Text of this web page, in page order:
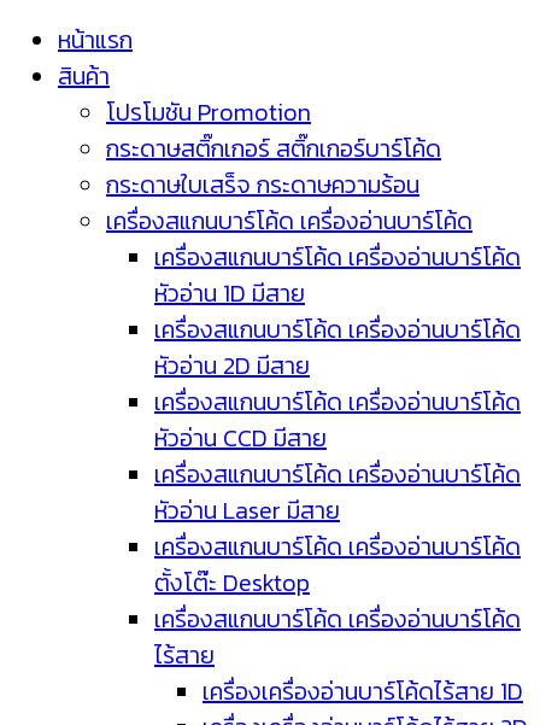
หน้าแรก
สินค้า
โปรโมชัน Promotion
กระดาษสติ๊กเกอร์ สติ๊กเกอร์บาร์โค้ด
กระดาษใบเสร็จ กระดาษความร้อน
เครื่องสแกนบาร์โค้ด เครื่องอ่านบาร์โค้ด
เครื่องสแกนบาร์โค้ด เครื่องอ่านบาร์โค้ด
หัวอ่าน 1D มีสาย
เครื่องสแกนบาร์โค้ด เครื่องอ่านบาร์โค้ด
หัวอ่าน 2D มีสาย
เครื่องสแกนบาร์โค้ด เครื่องอ่านบาร์โค้ด
หัวอ่าน CCD มีสาย
เครื่องสแกนบาร์โค้ด เครื่องอ่านบาร์โค้ด
หัวอ่าน Laser มีสาย
เครื่องสแกนบาร์โค้ด เครื่องอ่านบาร์โค้ด
ตั้งโต๊ะ Desktop
เครื่องสแกนบาร์โค้ด เครื่องอ่านบาร์โค้ด
ไร้สาย
เครื่องเครื่องอ่านบาร์โค้ดไร้สาย 1D